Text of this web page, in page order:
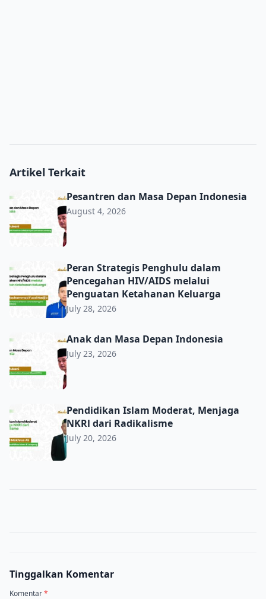
Artikel Terkait
Pesantren dan Masa Depan Indonesia
Pesantren dan Masa Depan Indonesia
August 4, 2026
Peran Strategis Penghulu dalam Pencegahan HIV/AIDS
Peran Strategis Penghulu dalam
Pencegahan HIV/AIDS melalui
Penguatan Ketahanan Keluarga
July 28, 2026
Anak dan Masa Depan Indonesia
Anak dan Masa Depan Indonesia
July 23, 2026
Pendidikan Islam Moderat, Menjaga NKRl dari
Pendidikan Islam Moderat, Menjaga
NKRl dari Radikalisme
July 20, 2026
Tinggalkan Komentar
Komentar*